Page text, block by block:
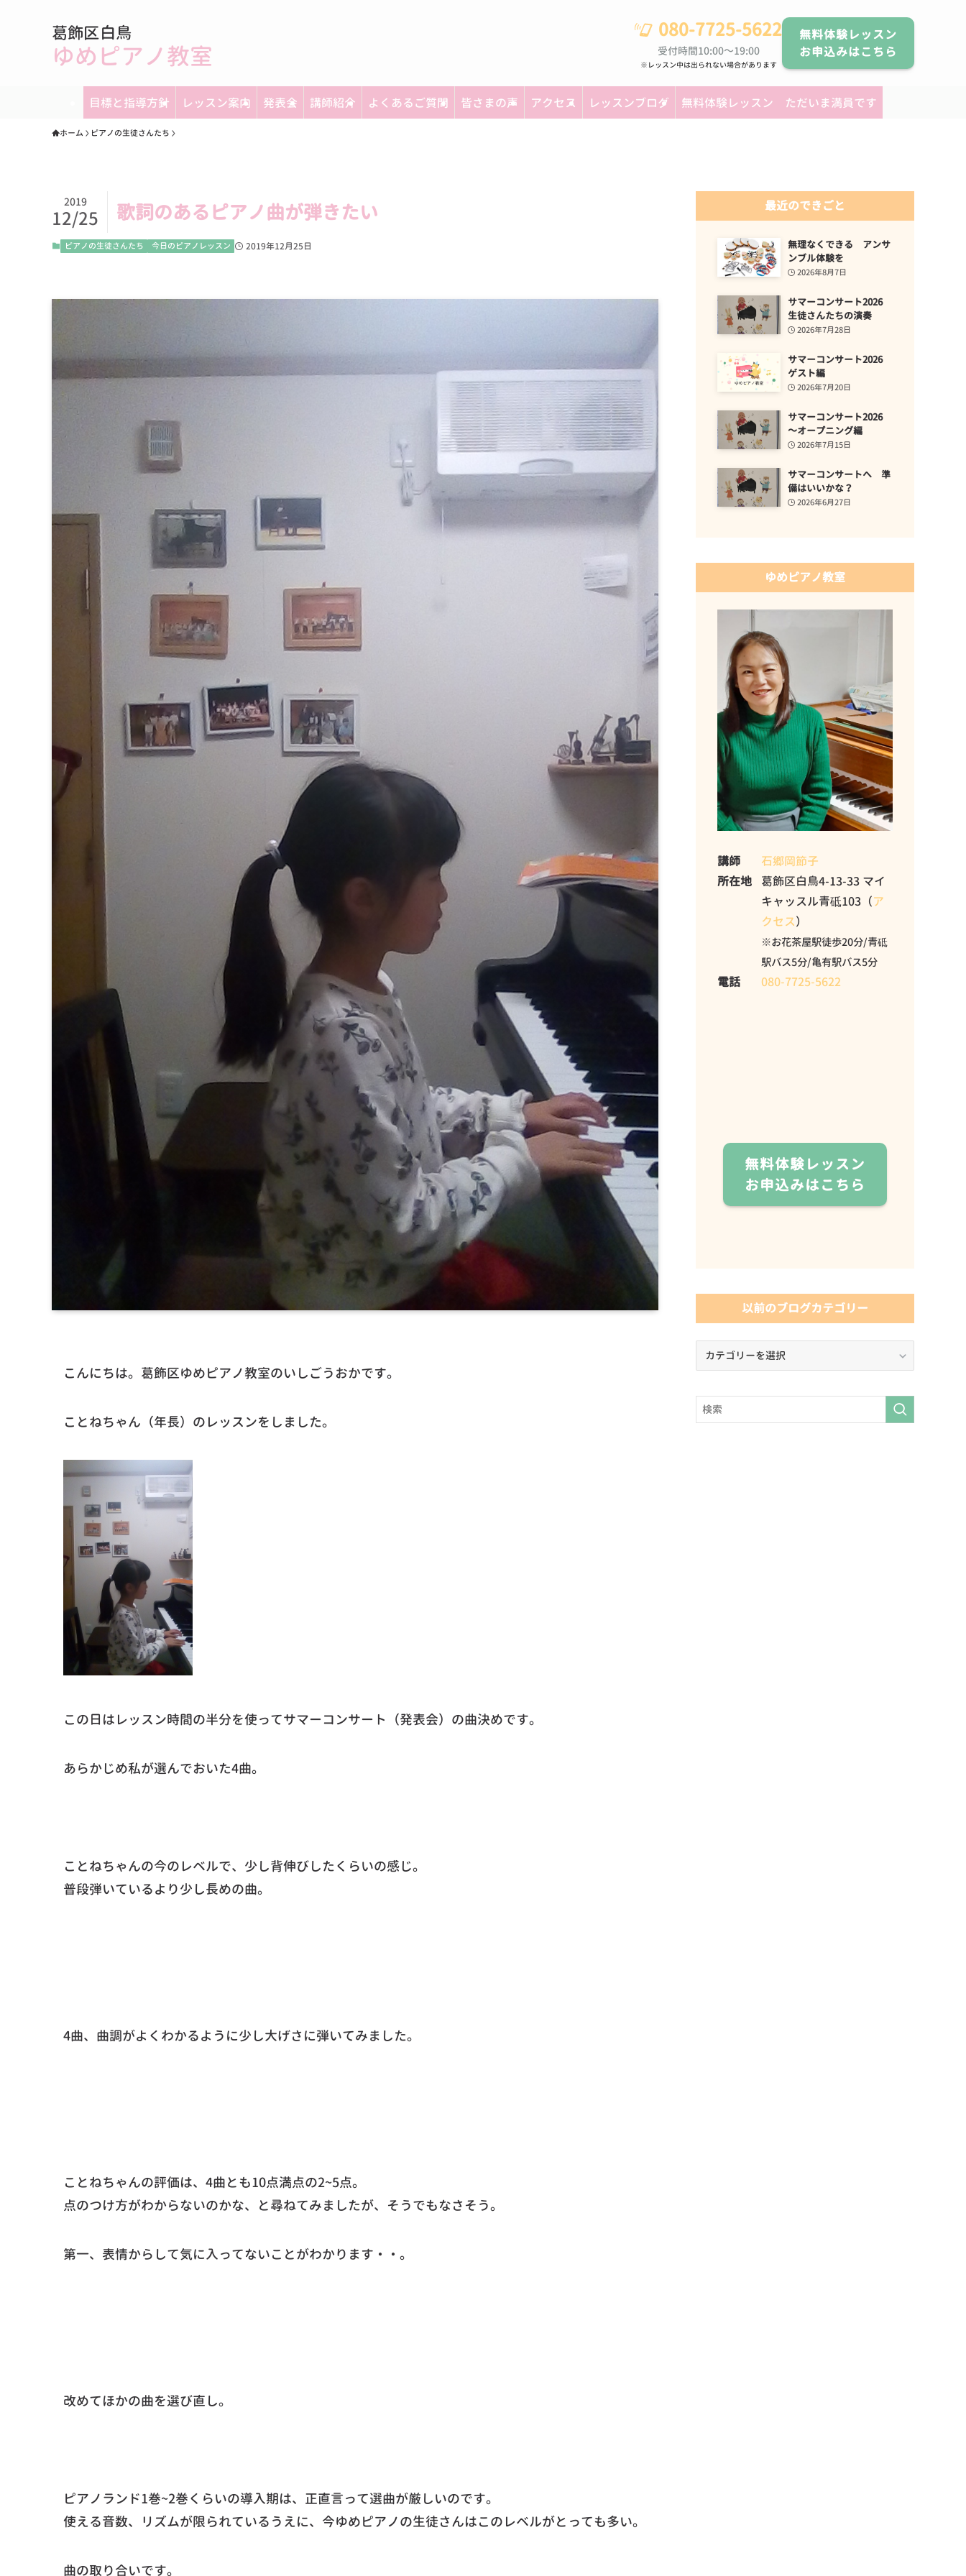
葛飾区白鳥
ゆめピアノ教室
080-7725-5622
受付時間10:00～19:00
※レッスン中は出られない場合があります
無料体験レッスン
お申込みはこちら
目標と指導方針 レッスン案内 発表会 講師紹介 よくあるご質問 皆さまの声 アクセス レッスンブログ 無料体験レッスン ただいま満員です
ホーム ピアノの生徒さんたち
歌詞のあるピアノ曲が弾きたい
2019
12/25
ピアノの生徒さんたち 今日のピアノレッスン 2019年12月25日
こんにちは。葛飾区ゆめピアノ教室のいしごうおかです。
ことねちゃん（年長）のレッスンをしました。
この日はレッスン時間の半分を使ってサマーコンサート（発表会）の曲決めです。
あらかじめ私が選んでおいた4曲。
ことねちゃんの今のレベルで、少し背伸びしたくらいの感じ。
普段弾いているより少し長めの曲。
4曲、曲調がよくわかるように少し大げさに弾いてみました。
ことねちゃんの評価は、4曲とも10点満点の2~5点。
点のつけ方がわからないのかな、と尋ねてみましたが、そうでもなさそう。
第一、表情からして気に入ってないことがわかります・・。
改めてほかの曲を選び直し。
ピアノランド1巻~2巻くらいの導入期は、正直言って選曲が厳しいのです。
使える音数、リズムが限られているうえに、今ゆめピアノの生徒さんはこのレベルがとっても多い。
曲の取り合いです。
最近のできごと
無理なくできる アンサ
ンブル体験を
2026年8月7日
サマーコンサート2026
生徒さんたちの演奏
2026年7月28日
サマーコンサート2026
ゲスト編
2026年7月20日
サマーコンサート2026
～オープニング編
2026年7月15日
サマーコンサートへ 準
備はいいかな？
2026年6月27日
ゆめピアノ教室
講師
石郷岡節子
所在地
葛飾区白鳥4-13-33 マイ
キャッスル青砥103（ア
クセス）
※お花茶屋駅徒歩20分/青砥
駅バス5分/亀有駅バス5分
電話 080-7725-5622
無料体験レッスン
お申込みはこちら
以前のブログカテゴリー
ブ
ロ
グ